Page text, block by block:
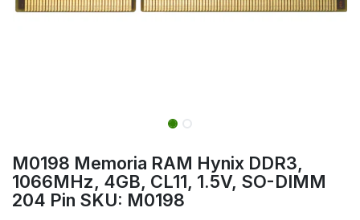
M0198 Memoria RAM Hynix DDR3,
1066MHz, 4GB, CL11, 1.5V, SO-DIMM
204 Pin SKU: M0198